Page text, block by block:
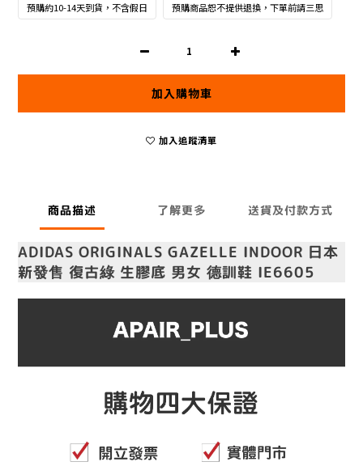
預購約10-14天到貨，不含假日 預購商品恕不提供退換，下單前請三思
加入購物車
加入追蹤清單
商品描述 了解更多 送貨及付款方式
ADIDAS ORIGINALS GAZELLE INDOOR 日本
新發售 復古綠 生膠底 男女 德訓鞋 IE6605